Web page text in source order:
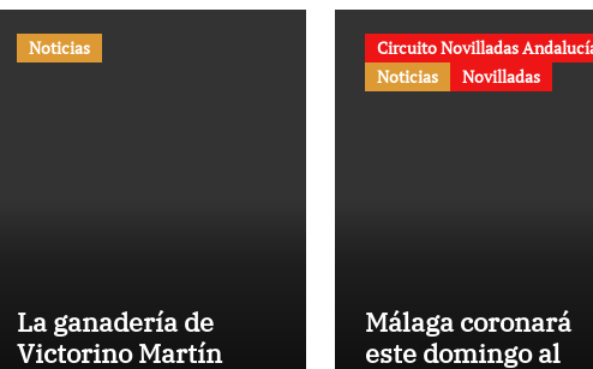
Noticias
La ganadería de
Victorino Martín
Circuito Novilladas
Noticias
Novilladas
Málaga coronará
este domingo al